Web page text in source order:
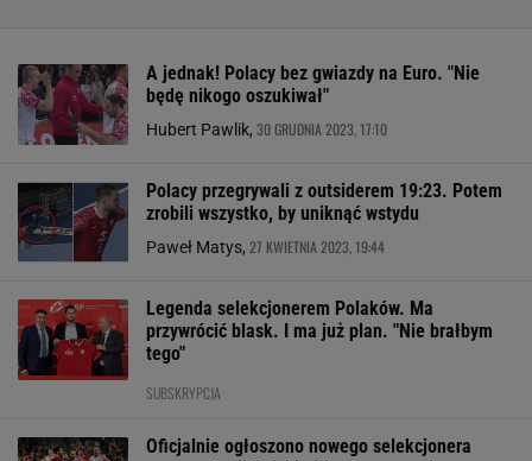
A jednak! Polacy bez gwiazdy na Euro. "Nie
będę nikogo oszukiwał"
Hubert Pawlik, 30 GRUDNIA 2023, 17:10
Polacy przegrywali z outsiderem 19:23. Potem
zrobili wszystko, by uniknąć wstydu
Paweł Matys, 27 KWIETNIA 2023, 19:44
Legenda selekcjonerem Polaków. Ma
przywrócić blask. I ma już plan. "Nie brałbym
tego"
SUBSKRYPCJA
Oficjalnie ogłoszono nowego selekcjonera